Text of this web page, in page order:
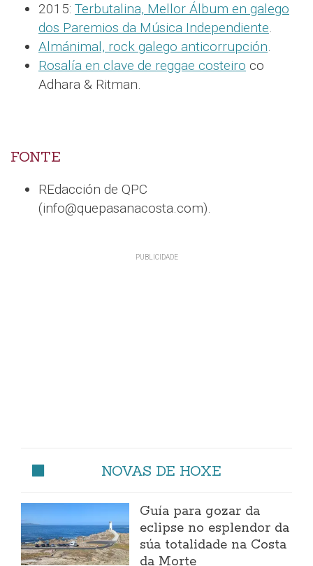
2015: Terbutalina, Mellor Álbum en galego
dos Paremios da Música Independiente.
Almánimal, rock galego anticorrupción.
Rosalía en clave de reggae costeiro co
Adhara & Ritman.
FONTE
REdacción de QPC
(info@quepasanacosta.com).
NOVAS DE HOXE
Guía para gozar da
eclipse no esplendor da
súa totalidade na Costa
da Morte